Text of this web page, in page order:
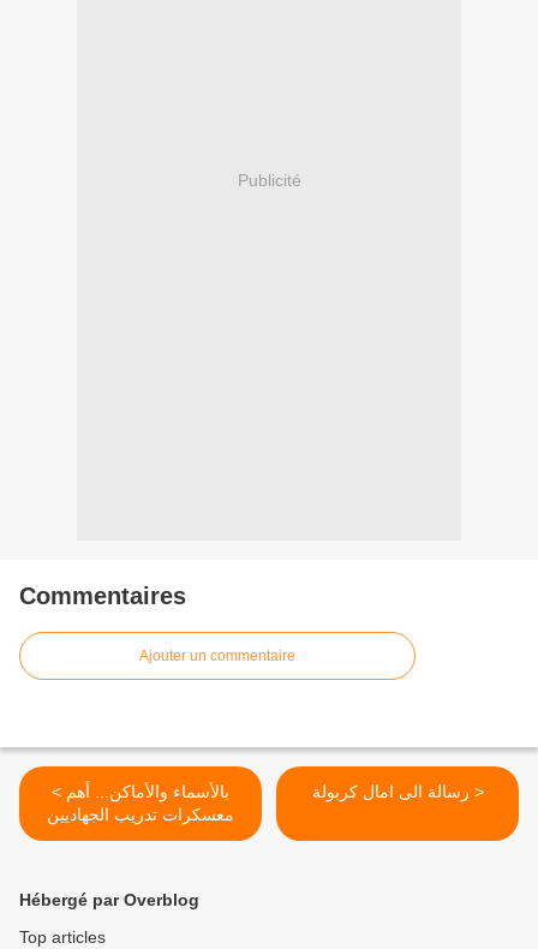
Publicité
Commentaires
Ajouter un commentaire
< بالأسماء والأماكن... أهم
معسكرات تدريب الجهاديين
في تونس
رسالة الى امال كربولة >
Hébergé par Overblog
Top articles